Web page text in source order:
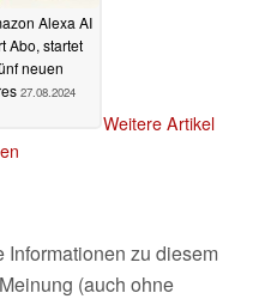
Alexa AI
Abo, startet
neuen
27.08.2024
Weitere Artikel
Informationen zu diesem
(auch ohne